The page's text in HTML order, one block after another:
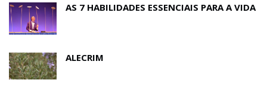
AS 7 HABILIDADES ESSENCIAIS PARA A VIDA
ALECRIM